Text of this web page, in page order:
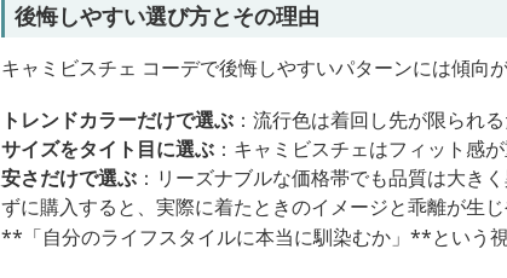
後悔しやすい選び方とその理由
キャミビスチェ コーデで後悔しやすいパターンには傾向が
トレンドカラーだけで選ぶ ：流行色は着回し先が限られ
サイズをタイト目に選ぶ ：キャミビスチェはフィット感
安さだけで選ぶ ：リーズナブルな価格帯でも品質は大き
ずに購入すると、実際に着たときのイメージと乖離が生
**「自分のライフスタイルに本当に馴染むか」**という